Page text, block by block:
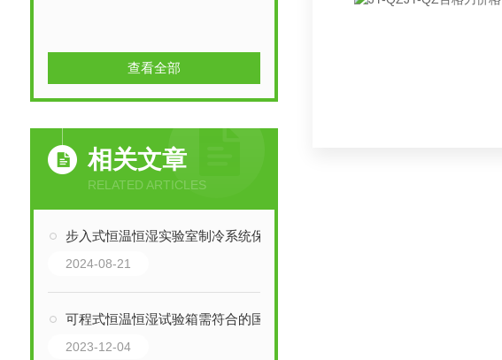
查看全部
相关文章
RELATED ARTICLES
步入式恒温恒湿实验室制冷系统保养方法
2024-08-21
可程式恒温恒湿试验箱需符合的国家那些标准
2023-12-04